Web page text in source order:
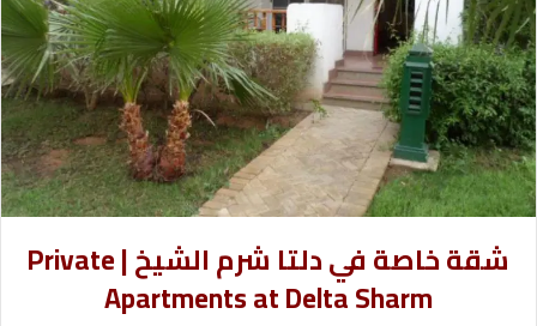
شقة خاصة في دلتا شرم الشيخ | Private
Apartments at Delta Sharm